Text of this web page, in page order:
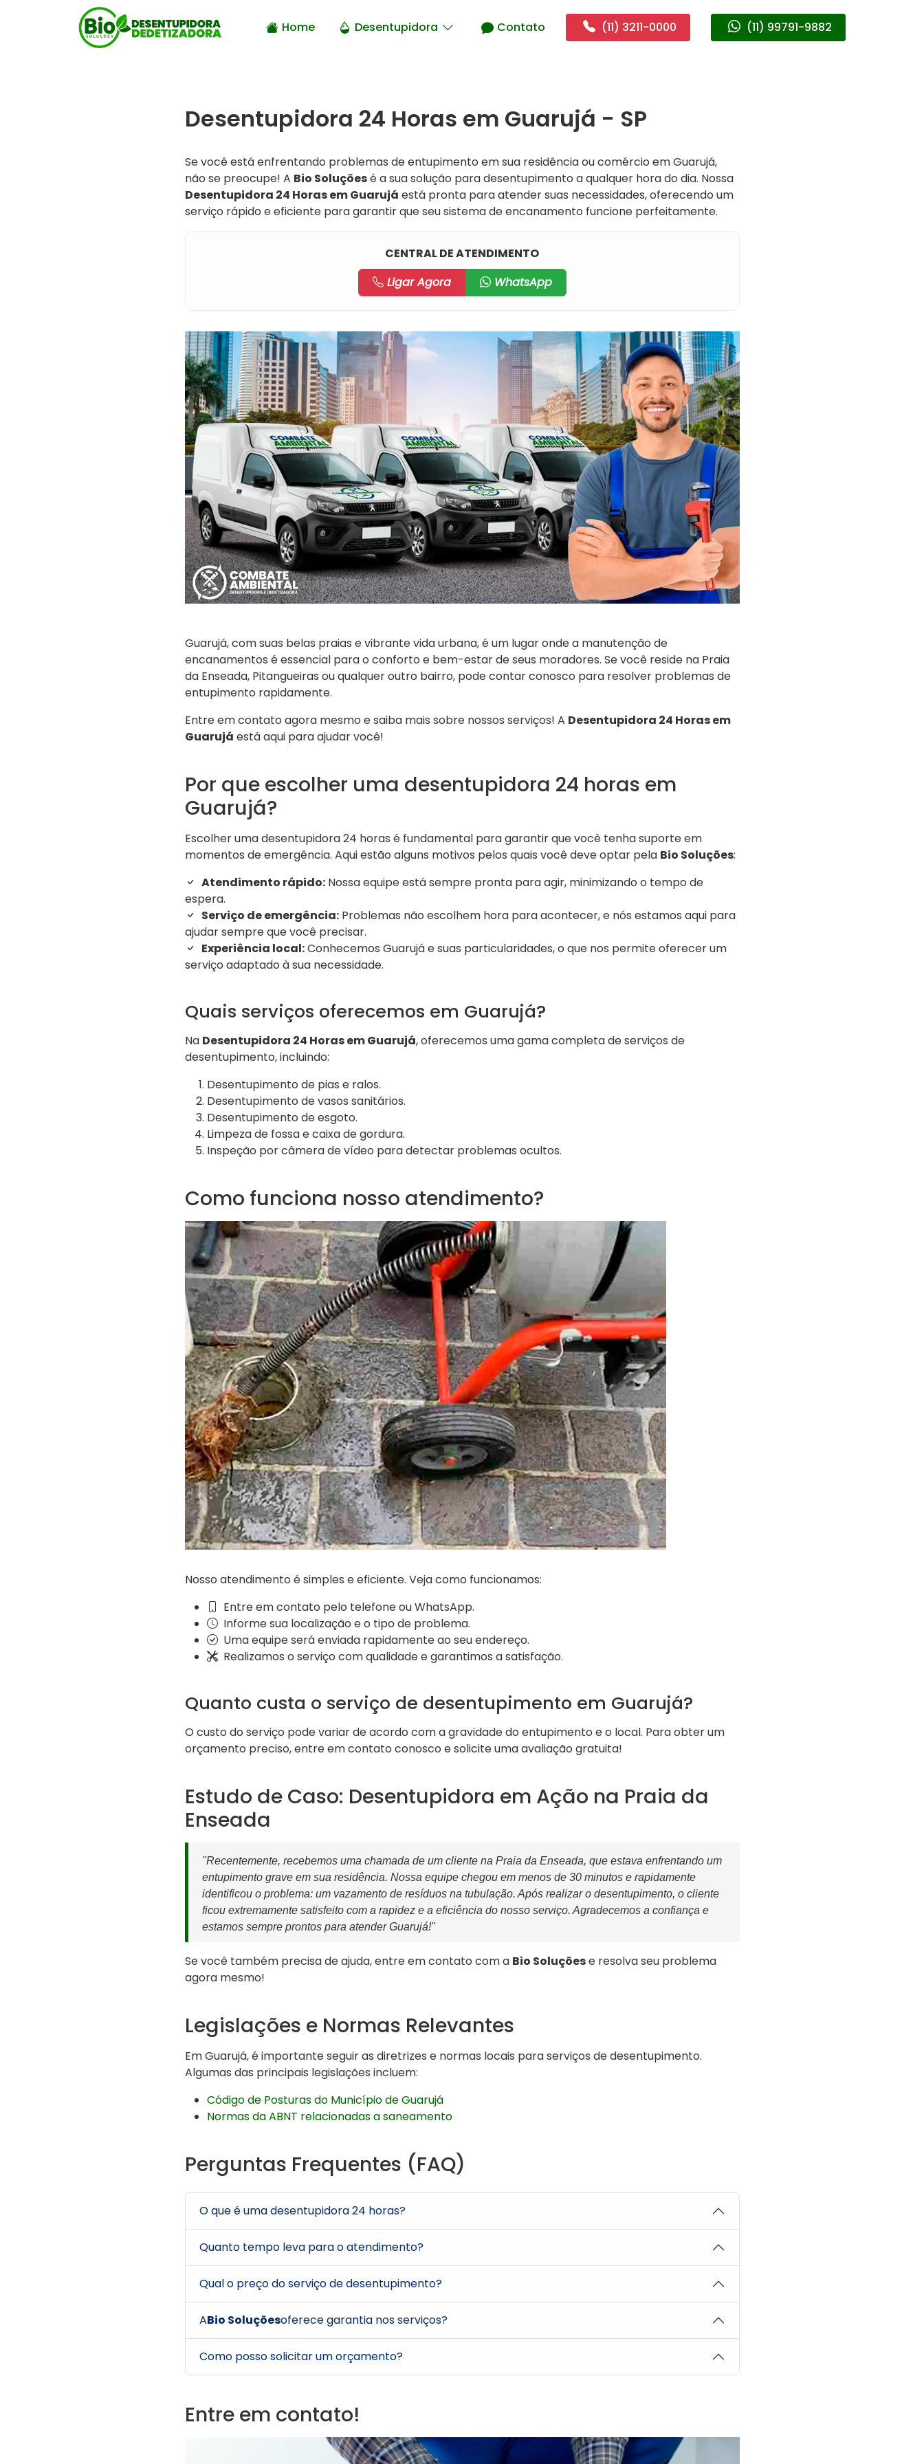
Home Desentupidora Contato (11) 3211-0000 (11) 99791-9882
Desentupidora 24 Horas em Guarujá - SP
Se você está enfrentando problemas de entupimento em sua residência ou comércio em Guarujá,
não se preocupe! A Bio Soluçõesé a sua solução para desentupimento a qualquer hora do dia. Nossa
Desentupidora 24 Horas em Guarujá está pronta para atender suas necessidades, oferecendo um
serviço rápido e eficiente para garantir que seu sistema de encanamento funcione perfeitamente.
CENTRAL DE ATENDIMENTO
Ligar Agora
WhatsApp
Guarujá, com suas belas praias e vibrante vida urbana, é um lugar onde a manutenção de
encanamentos é essencial para o conforto e bem-estar de seus moradores. Se você reside na Praia
da Enseada, Pitangueiras ou qualquer outro bairro, pode contar conosco para resolver problemas de
entupimento rapidamente.
Entre em contato agora mesmo e saiba mais sobre nossos serviços! A Desentupidora 24 Horas em
Guarujá está aqui para ajudar você!
Por que escolher uma desentupidora 24 horas em
Guarujá?
Escolher uma desentupidora 24 horas é fundamental para garantir que você tenha suporte em
momentos de emergência. Aqui estão alguns motivos pelos quais você deve optar pela Bio Soluções:
Atendimento rápido:Nossa equipe está sempre pronta para agir, minimizando o tempo de
espera.
Serviço de emergência:Problemas não escolhem hora para acontecer, e nós estamos aqui para
ajudar sempre que você precisar.
Experiência local:Conhecemos Guarujá e suas particularidades, o que nos permite oferecer um
serviço adaptado à sua necessidade.
Quais serviços oferecemos em Guarujá?
Na Desentupidora 24 Horas em Guarujá, oferecemos uma gama completa de serviços de
desentupimento, incluindo:
Desentupimento de pias e ralos.
Desentupimento de vasos sanitários.
Desentupimento de esgoto.
Limpeza de fossa e caixa de gordura.
Inspeção por câmera de vídeo para detectar problemas ocultos.
Como funciona nosso atendimento?
Nosso atendimento é simples e eficiente. Veja como funcionamos:
Entre em contato pelo telefone ou WhatsApp.
Informe sua localização e o tipo de problema.
Uma equipe será enviada rapidamente ao seu endereço.
Realizamos o serviço com qualidade e garantimos a satisfação.
Quanto custa o serviço de desentupimento em Guarujá?
O custo do serviço pode variar de acordo com a gravidade do entupimento e o local. Para obter um
orçamento preciso, entre em contato conosco e solicite uma avaliação gratuita!
Estudo de Caso: Desentupidora em Ação na Praia da
Enseada
"Recentemente, recebemos uma chamada de um cliente na Praia da Enseada, que estava enfrentando um
entupimento grave em sua residência. Nossa equipe chegou em menos de 30 minutos e rapidamente
identificou o problema: um vazamento de resíduos na tubulação. Após realizar o desentupimento, o cliente
ficou extremamente satisfeito com a rapidez e a eficiência do nosso serviço. Agradecemos a confiança e
estamos sempre prontos para atender Guarujá!"
Se você também precisa de ajuda, entre em contato com a Bio Soluçõese resolva seu problema
agora mesmo!
Legislações e Normas Relevantes
Em Guarujá, é importante seguir as diretrizes e normas locais para serviços de desentupimento.
Algumas das principais legislações incluem:
Código de Posturas do Município de Guarujá
Normas da ABNT relacionadas a saneamento
Perguntas Frequentes (FAQ)
O que é uma desentupidora 24 horas?
Quanto tempo leva para o atendimento?
Qual o preço do serviço de desentupimento?
ABio Soluçõesoferece garantia nos serviços?
Como posso solicitar um orçamento?
Entre em contato!